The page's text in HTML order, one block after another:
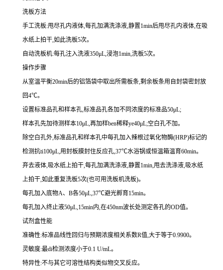
洗板方法
手工洗板:甩尽孔内液体,每孔加满洗涤液,静置1min后甩尽孔内液体,在吸
水纸上拍干,如此洗板5次。
自动洗板机:每孔注入洗液350μL,浸泡1min,洗板5次。
操作步骤
从室温平衡20min后的铝箔袋中取出所需板条,剩余板条用自封袋密封放
回4℃。
设置标准品孔和样本孔,标准品孔各加不同浓度的标准品50μL;
样本孔先加待测样本10μL,再加样ben稀释ye40μL;空白孔不加。
除空白孔外,标准品孔和样本孔中每孔加入辣根过氧化物酶(HRP)标记的
检测抗ti100μL,用封板膜封住反应孔,37℃水浴锅或恒温箱温育60min。
弃去液体,吸水纸上拍干,每孔加满洗涤液,静置1min,甩去洗涤液,吸水纸
上拍干,如此重复洗板5次(也可用洗板机洗板)。
每孔加入底物A、 B各50μL,37℃避光孵育15min。
每孔加入终止液50μL,15min内,在450nm波长处测定各孔的OD值。
试剂盒性能
准确性:标准品线性回归与预期浓度相关系数R值,大于等于0.9900。
灵敏度:最di检测浓度小于0.1 U/mL。
特异性:不与其它可溶性结构类似物交叉反应。